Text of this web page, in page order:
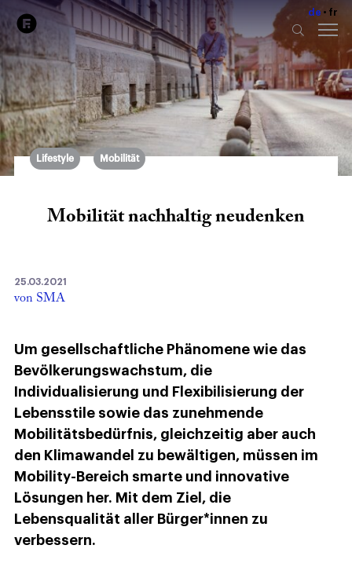
de fr
Lifestyle Mobilität
Mobilität nachhaltig neudenken
25.03.2021
von SMA
Um gesellschaftliche Phänomene wie das
Bevölkerungswachstum, die
Individualisierung und Flexibilisierung der
Lebensstile sowie das zunehmende
Mobilitätsbedürfnis, gleichzeitig aber auch
den Klimawandel zu bewältigen, müssen im
Mobility-Bereich smarte und innovative
Lösungen her. Mit dem Ziel, die
Lebensqualität aller Bürger*innen zu
verbessern.